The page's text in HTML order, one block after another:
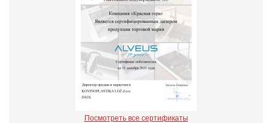
Посмотреть все сертификаты